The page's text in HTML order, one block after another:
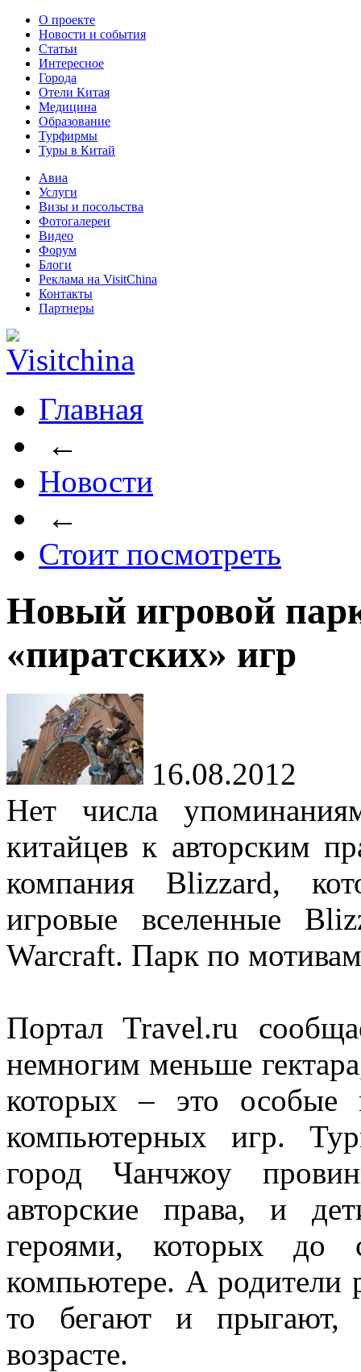
О проекте
Новости и события
Статьи
Интересное
Города
Отели Китая
Медицина
Образование
Турфирмы
Туры в Китай
Авиа
Услуги
Визы и посольства
Фотогалереи
Видео
Форум
Блоги
Реклама на VisitChina
Контакты
Партнеры
Главная
←
Новости
←
Стоит посмотреть
Новый игровой
«пиратских» игр
16.08.2012
Нет числа
китайцев к авторским
компания Blizzard,
игровые вселенные
Warcraft. Парк по
Портал Travel.ru
немногим меньше
которых – это особые
компьютерных игр.
город Чанчжоу
авторские права, и
героями, которых до
компьютере. А родители
то бегают и прыгают,
возрасте.